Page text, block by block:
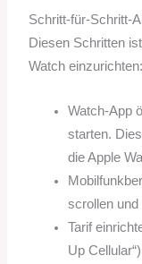
Schritt-für-Schritt-
Diesen Schritten
Watch einzurichten:
Watch-App
starten.
die Apple
scrollen und
Tarif
Up